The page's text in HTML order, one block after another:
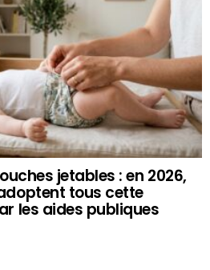
jetables : en 2026,
tous cette
les aides publiques